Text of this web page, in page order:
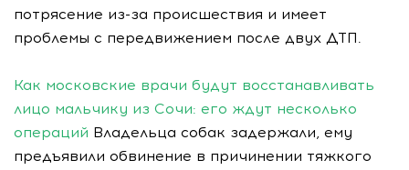
потрясение из-за происшествия и имеет
проблемы с передвижением после двух ДТП.
Как московские врачи будут восстанавливать
лицо мальчику из Сочи: его ждут несколько
операций Владельца собак задержали, ему
предъявили обвинение в причинении тяжкого